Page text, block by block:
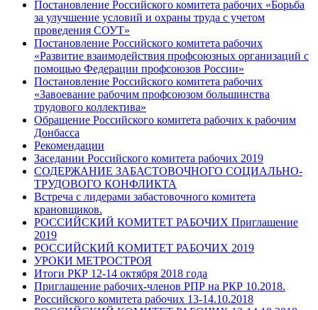
Постановление Российского комитета рабочих «Борьба
за улучшение условий и охраны труда с учетом
проведения СОУТ»
Постановление Российского комитета рабочих
«Развитие взаимодействия профсоюзных организаций с
помощью Федерации профсоюзов России»
Постановление Российского комитета рабочих
«Завоевание рабочим профсоюзом большинства
трудового коллектива»
Обращение Российского комитета рабочих к рабочим
Донбасса
Рекомендации
Заседании Российского комитета рабочих 2019
СОДЕРЖАНИЕ ЗАБАСТОВОЧНОГО СОЦИАЛЬНО-
ТРУДОВОГО КОНФЛИКТА
Встреча с лидерами забастовочного комитета
крановщиков.
РОССИЙСКИЙ КОМИТЕТ РАБОЧИХ Приглашение
2019
РОССИЙСКИЙ КОМИТЕТ РАБОЧИХ 2019
УРОКИ МЕТРОСТРОЯ
Итоги РКР 12-14 октября 2018 года
Приглашение рабочих-членов РПР на РКР 10.2018.
Российского комитета рабочих 13-14.10.2018